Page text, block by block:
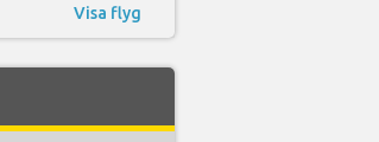
Visa flyg